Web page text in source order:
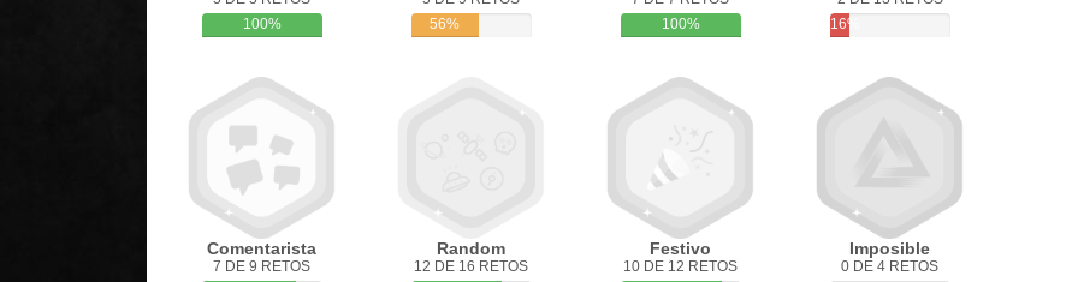
100%
56%
100%
16%
Comentarista
7 DE 9 RETOS
Random
12 DE 16 RETOS
Festivo
10 DE 12 RETOS
Imposible
0 DE 4 RETOS